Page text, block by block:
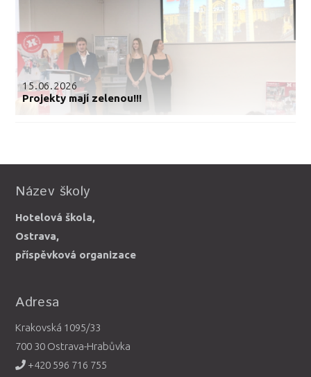
15.06.2026
Projekty mají zelenou!!!
Název školy
Hotelová škola,
Ostrava,
příspěvková organizace
Adresa
Krakovská 1095/33
700 30 Ostrava-Hrabůvka
+420 596 716 755